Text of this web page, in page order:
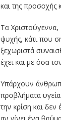
και της προσοχής
Τα Χριστούγεννα,
ψυχής, κάτι που
ξεχωριστά
έχει και με όσα
Υπάρχουν
προβλήματα
την κρίση και